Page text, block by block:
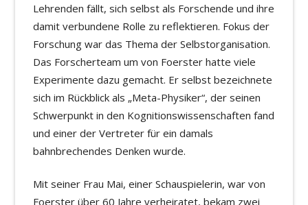
Lehrenden fällt, sich selbst als Forschende und ihre
damit verbundene Rolle zu reflektieren. Fokus der
Forschung war das Thema der Selbstorganisation.
Das Forscherteam um von Foerster hatte viele
Experimente dazu gemacht. Er selbst bezeichnete
sich im Rückblick als „Meta-Physiker“, der seinen
Schwerpunkt in den Kognitionswissenschaften fand
und einer der Vertreter für ein damals
bahnbrechendes Denken wurde.
Mit seiner Frau Mai, einer Schauspielerin, war von
Foerster über 60 Jahre verheiratet, bekam zwei